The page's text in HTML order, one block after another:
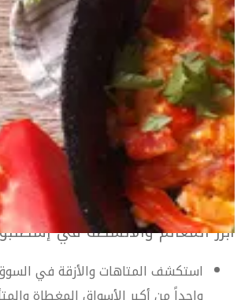
دليل
دليل
المعلومات الخاصة بالمطار
أهلاً بك في إسطنبول
احبس أنفاسك في هذه المدينة التي
مزدحمة، مطاعم ذات مستوى عالمي وأفق
معالم العصور الغابرة الملهمة للذاكرة
البوسفور.
تمثل عاصمة تركيا الاقتصادية والثقافية
الطرق بين أوروبا وآسيا مكاناً حقيقياً
أبرز المعالم والأنشطة في
استكشف المتاهات والأزقة في